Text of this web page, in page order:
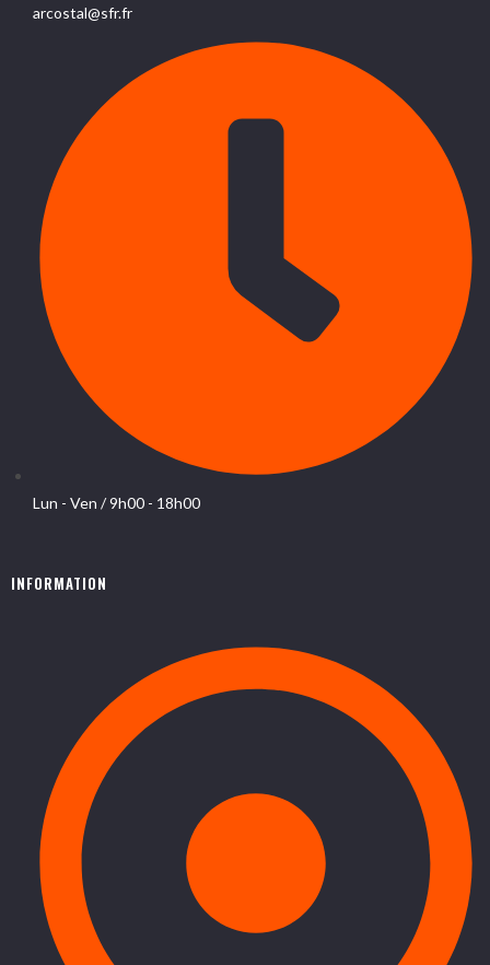
arcostal@sfr.fr
Lun - Ven / 9h00 - 18h00
INFORMATION